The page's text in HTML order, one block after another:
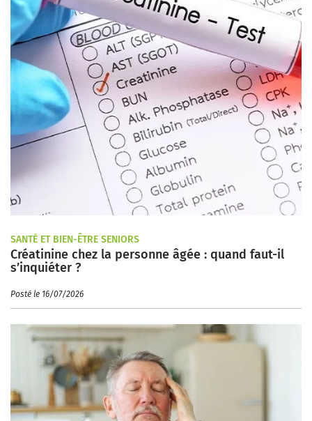
SANTÉ ET BIEN-ÊTRE SENIORS
Créatinine chez la personne âgée : quand faut-il
s’inquiéter ?
Posté le 16/07/2026